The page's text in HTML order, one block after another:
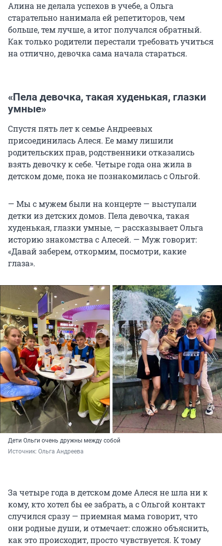
Алина не делала успехов в учебе, а Ольга
старательно нанимала ей репетиторов, чем
больше, тем лучше, а итог получался обратный.
Как только родители перестали требовать учиться
на отлично, девочка сама начала стараться.
«Пела девочка, такая худенькая, глазки
умные»
Спустя пять лет к семье Андреевых
присоединилась Алеся. Ее маму лишили
родительских прав, родственники отказались
взять девочку к себе. Четыре года она жила в
детском доме, пока не познакомилась с Ольгой.
— Мы с мужем были на концерте — выступали
детки из детских домов. Пела девочка, такая
худенькая, глазки умные, — рассказывает Ольга
историю знакомства с Алесей. — Муж говорит:
«Давай заберем, откормим, посмотри, какие
глаза».
Дети Ольги очень дружны между собой
Источник: Ольга Андреева
За четыре года в детском доме Алеся не шла ни к
кому, кто хотел бы ее забрать, а с Ольгой контакт
случился сразу — приемная мама говорит, что
они родные души, и отмечает: сложно объяснить,
как это происходит, просто чувствуется. К тому